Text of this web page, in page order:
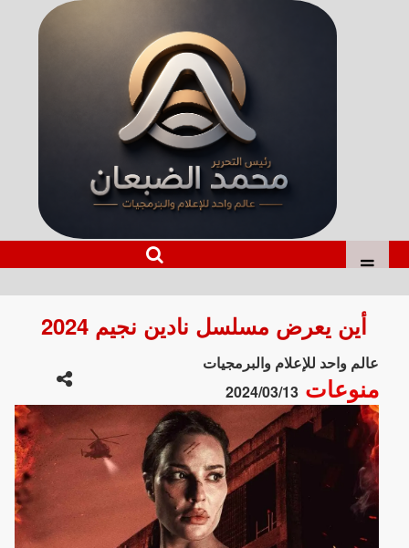
أين يعرض مسلسل نادين نجيم 2024
عالم واحد للإعلام والبرمجيات
منوعات2024/03/13